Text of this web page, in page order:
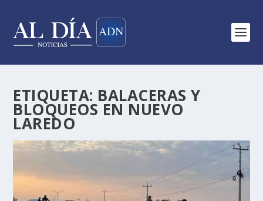
ETIQUETA: BALACERAS Y
BLOQUEOS EN NUEVO
LAREDO